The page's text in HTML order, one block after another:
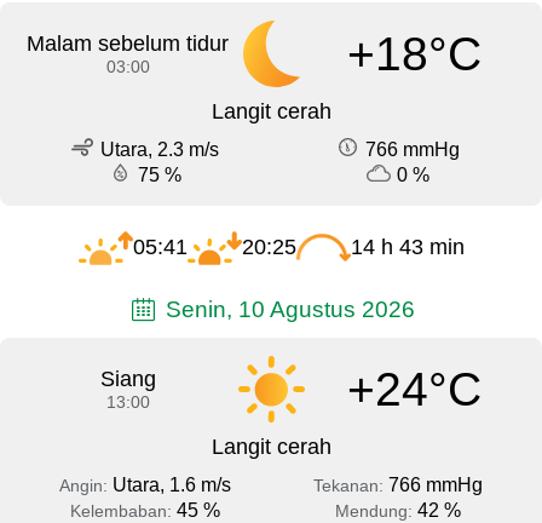
Malam sebelum tidur
03:00 +18°C
Langit cerah
Utara, 2.3 m/s
766 mmHg
75 %
0 %
05:41 20:25 14 h 43 min
Senin, 10 Agustus 2026
Siang
13:00 +24°C
Langit cerah
Angin: Utara, 1.6 m/s Tekanan: 766 mmHg
Kelembaban: 45 % Mendung: 42 %